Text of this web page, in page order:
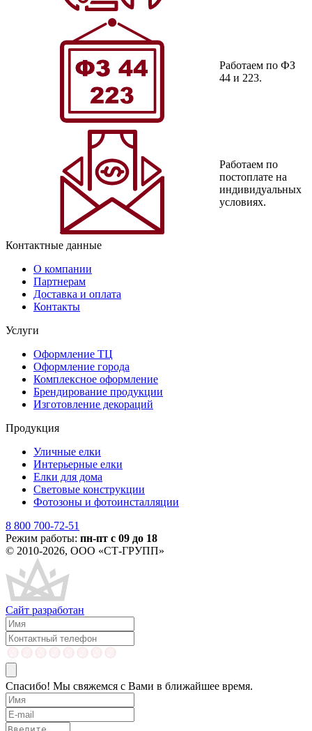
Работаем по ФЗ
44 и 223.
Работаем по
постоплате на
индивидуальных
условиях.
Контактные данные
О компании
Партнерам
Доставка и оплата
Контакты
Услуги
Оформление ТЦ
Оформление города
Комплексное оформление
Брендирование продукции
Изготовление декораций
Продукция
Уличные елки
Интерьерные елки
Елки для дома
Световые конструкции
Фотозоны и фотоинсталляции
8 800 700-72-51
Режим работы: пн-пт с 09 до 18
© 2010-2026, ООО «СТ-ГРУПП»
Сайт разработан
Спасибо! Мы свяжемся с Вами в ближайшее время.